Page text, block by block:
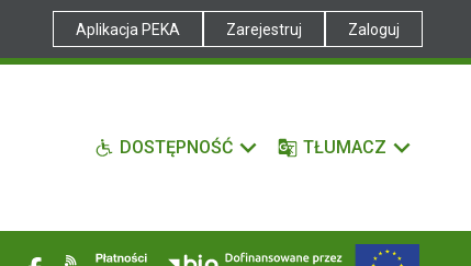
Aplikacja PEKA Zarejestruj Zaloguj
DOSTĘPNOŚĆ TŁUMACZ